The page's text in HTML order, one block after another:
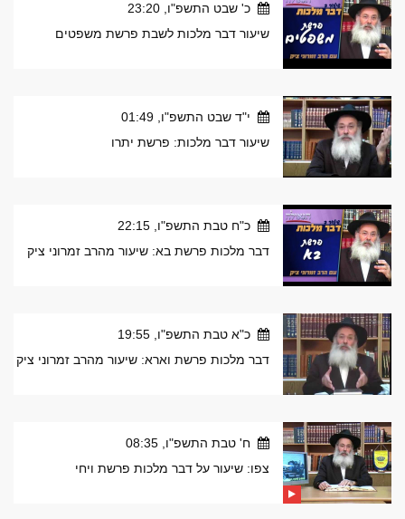
כ' שבט התשפ"ו, 23:20
שיעור דבר מלכות לשבת פרשת משפטים
י"ד שבט התשפ"ו, 01:49
שיעור דבר מלכות: פרשת יתרו
כ"ח טבת התשפ"ו, 22:15
דבר מלכות פרשת בא: שיעור מהרב זמרוני ציק
כ"א טבת התשפ"ו, 19:55
דבר מלכות פרשת וארא: שיעור מהרב זמרוני ציק
ח' טבת התשפ"ו, 08:35
צפו: שיעור על דבר מלכות פרשת ויחי